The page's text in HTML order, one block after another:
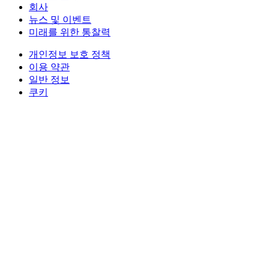
회사
뉴스 및 이벤트
미래를 위한 통찰력
개인정보 보호 정책
이용 약관
일반 정보
쿠키